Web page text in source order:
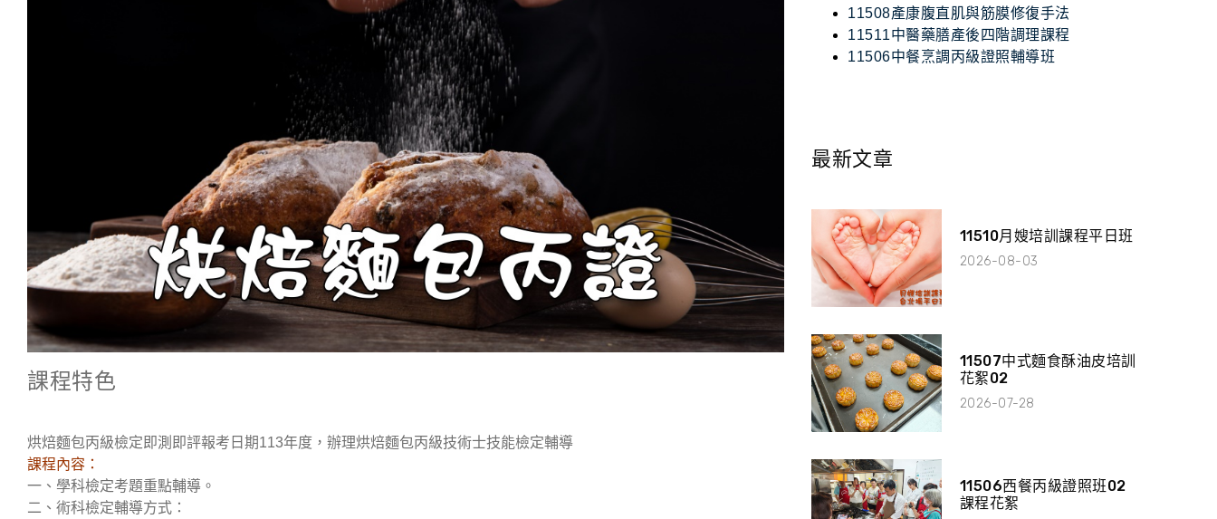
課程特色
烘焙麵包丙級檢定即測即評報考日期113年度，辦理烘焙麵包丙級技術士技能檢定輔導
課程內容：
一、學科檢定考題重點輔導。
二、術科檢定輔導方式：
11508產康腹直肌與筋膜修復手法
11511中醫藥膳產後四階調理課程
11506中餐烹調丙級證照輔導班
最新文章
11510月嫂培訓課程平日班
2026-08-03
11507中式麵食酥油皮培訓
花絮02
2026-07-28
11506西餐丙級證照班02
課程花絮